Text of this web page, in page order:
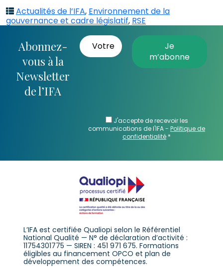
Actualités de l’IFA, Environnement de la
gouvernance et cadre législatif, RSE
Abonnez-
vous à la
Newsletter
de l’IFA
J'accepte de recevoir les
communications de l'IFA -Politique de
confidentialité *
L’IFA est certifiée Qualiopi selon le Référentiel
National Qualité — N° de déclaration d’activité :
11754301775 — SIREN : 451 971 675. Formations
éligibles au financement OPCO et plan de
développement des compétences.